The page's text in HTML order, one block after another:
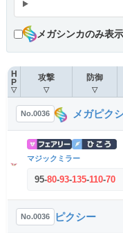
メガシンカのみ表示
H
P
▽
攻撃
▽
防御
▽
No.0036 メガピク
マジックミラー
95-80-93-135-110-70
No.0036 ピクシー